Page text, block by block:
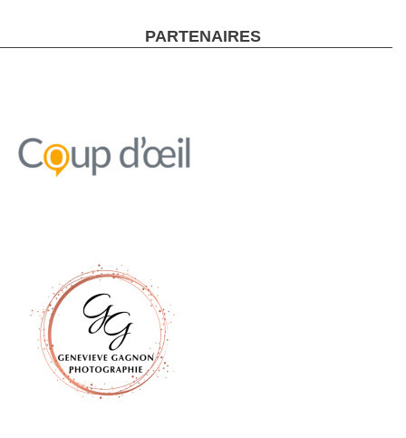
PARTENAIRES